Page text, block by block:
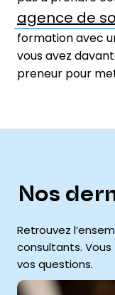
agence de
formation avec
vous avez
preneur pour
Nos
Retrouvez
consultants.
vos questions.